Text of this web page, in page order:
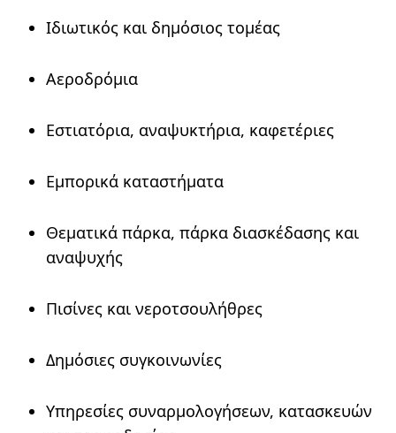
Ιδιωτικός και δημόσιος τομέας
Αεροδρόμια
Εστιατόρια, αναψυκτήρια, καφετέριες
Εμπορικά καταστήματα
Θεματικά πάρκα, πάρκα διασκέδασης και
αναψυχής
Πισίνες και νεροτσουλήθρες
Δημόσιες συγκοινωνίες
Υπηρεσίες συναρμολογήσεων, κατασκευών